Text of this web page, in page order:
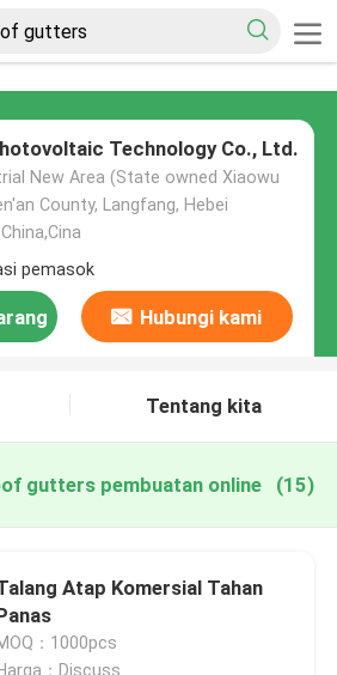
Technology Co., Ltd.
New Area (State owned Xiaowu
County, Langfang, Hebei
pemasok
Hubungi kami
Tentang kita
gutters pembuatan online (15)
Atap Komersial Tahan
：1000pcs
：Discuss